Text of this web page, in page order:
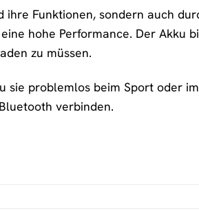
ihre Funktionen, sondern auch
hohe Performance. Der Akku
zu müssen.
sie problemlos beim Sport oder
verbinden.